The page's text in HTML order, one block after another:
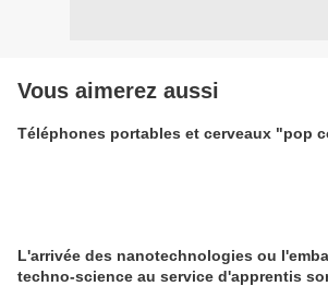
Vous aimerez aussi
Téléphones portables et cerveaux "pop
L'arrivée des nanotechnologies ou
techno-science au service d'apprentis